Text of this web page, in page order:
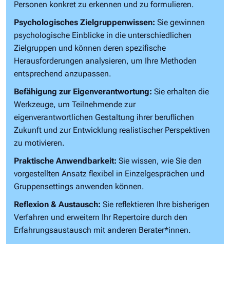
Personen konkret zu erkennen und zu formulieren.
Psychologisches Zielgruppenwissen: Sie gewinnen
psychologische Einblicke in die unterschiedlichen
Zielgruppen und können deren spezifische
Herausforderungen analysieren, um Ihre Methoden
entsprechend anzupassen.
Befähigung zur Eigenverantwortung: Sie erhalten die
Werkzeuge, um Teilnehmende zur
eigenverantwortlichen Gestaltung ihrer beruflichen
Zukunft und zur Entwicklung realistischer Perspektiven
zu motivieren.
Praktische Anwendbarkeit: Sie wissen, wie Sie den
vorgestellten Ansatz flexibel in Einzelgesprächen und
Gruppensettings anwenden können.
Reflexion & Austausch: Sie reflektieren Ihre bisherigen
Verfahren und erweitern Ihr Repertoire durch den
Erfahrungsaustausch mit anderen Berater*innen.